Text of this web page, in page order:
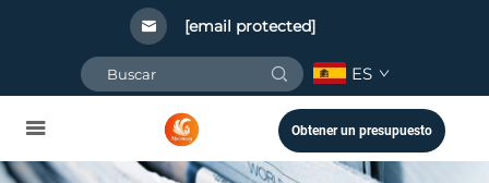
[email protected]
ES
Obtener un presupuesto